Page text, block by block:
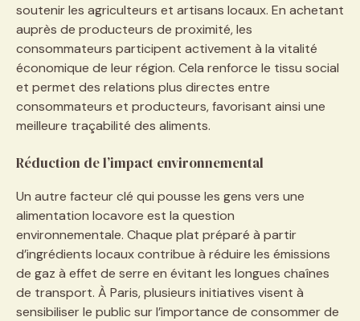
soutenir les agriculteurs et artisans locaux. En achetant
auprès de producteurs de proximité, les
consommateurs participent activement à la vitalité
économique de leur région. Cela renforce le tissu social
et permet des relations plus directes entre
consommateurs et producteurs, favorisant ainsi une
meilleure traçabilité des aliments.
Réduction de l’impact environnemental
Un autre facteur clé qui pousse les gens vers une
alimentation locavore est la question
environnementale. Chaque plat préparé à partir
d’ingrédients locaux contribue à réduire les émissions
de gaz à effet de serre en évitant les longues chaînes
de transport. À Paris, plusieurs initiatives visent à
sensibiliser le public sur l’importance de consommer de